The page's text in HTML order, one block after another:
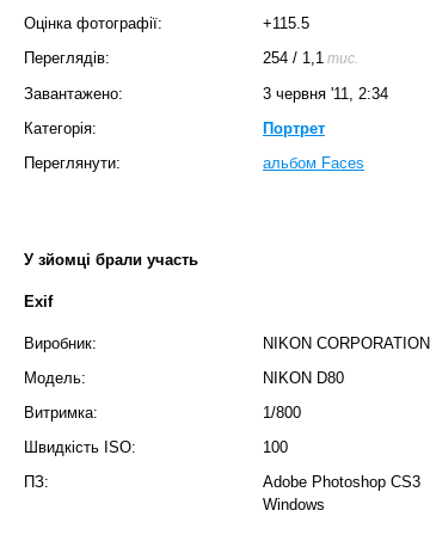
Оцінка фотографії:
+115.5
Переглядів:
254 / 1,1 тис.
Завантажено:
3 червня '11, 2:34
Категорія:
Портрет
Переглянути:
альбом Faces
У зйомці брали участь
Exif
Виробник:
NIKON CORPORATION
Модель:
NIKON D80
Витримка:
1/800
Швидкість ISO:
100
ПЗ:
Adobe Photoshop CS3
Windows